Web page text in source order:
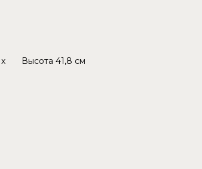
x Высота 41,8 см